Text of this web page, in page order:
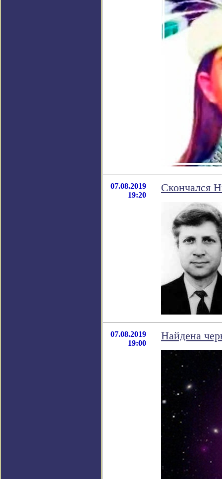
07.08.2019
19:20
Скончался
07.08.2019
19:00
Найдена